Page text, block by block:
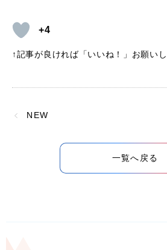
+4
↑記事が良ければ「いいね！」お願いし
NEW
一覧へ戻る